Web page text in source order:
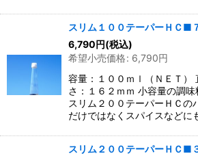
スリム１００テーパーＨＣ■
6,790円(税込)
希望小売価格: 6,790円
容量：１００ｍｌ（ＮＥＴ）
さ：１６２ｍｍ 小容量の調
スリム２００テーパーＨＣの
だけではなくスパイスなどに
スリム２００テーパーＨＣ■